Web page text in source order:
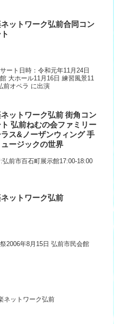
ットワーク弘前合同コン
ート日時：令和元年11月24日
大ホール11月16日 練習風景11
前オペラ に出演
ットワーク弘前 街角コン
弘前ねむの会ファミリー
ラス&ノーザンウィング 手
ージックの世界
前市百石町展示館17:00-18:00
ットワーク弘前
2006年8月15日 弘前市民会館
ネットワーク弘前